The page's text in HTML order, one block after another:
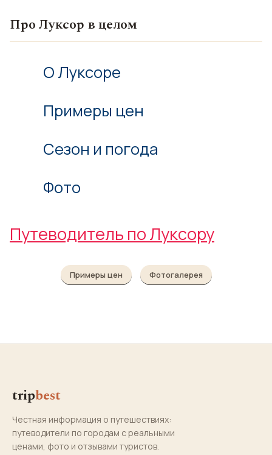
Про Луксор в целом
О Луксоре
Примеры цен
Сезон и погода
Фото
Путеводитель по Луксору
Примеры цен Фотогалерея
tripbest
Честная информация о путешествиях:
путеводители по городам с реальными
ценами, фото и отзывами туристов.